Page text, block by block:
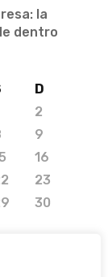
la
dentro
D
2
9
16
23
30